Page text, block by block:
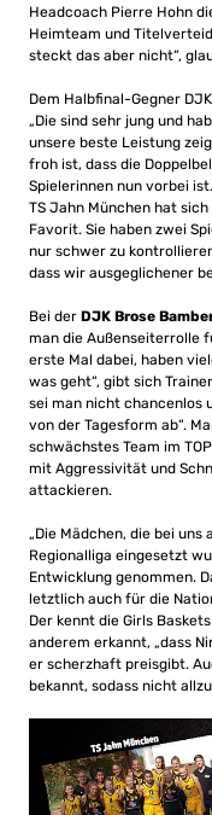
Headcoach Pierre Hohn
Heimteam und
steckt das aber nicht“,
Dem Halbfinal-Gegner
„Die sind sehr jung und
unsere beste Leistung
froh ist, dass die
Spielerinnen nun vorbei
TS Jahn München hat
Favorit. Sie haben zwei
nur schwer zu
dass wir ausgeglichener
Bei der DJK Brose
man die Außenseiterrolle
erste Mal dabei, haben
was geht“, gibt sich
sei man nicht chancenlos
von der Tagesform ab“.
schwächstes Team im
mit Aggressivität und
attackieren.
„Die Mädchen, die bei
Regionalliga eingesetzt
Entwicklung genommen.
letztlich auch für die
Der kennt die Girls
anderem erkannt, „dass
er scherzhaft preisgibt.
bekannt, sodass nicht